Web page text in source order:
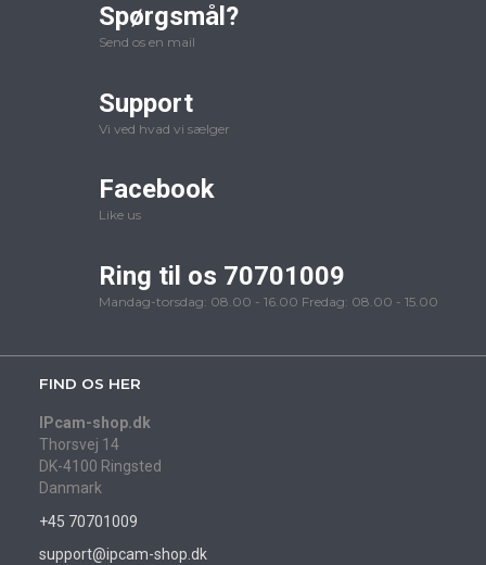
Spørgsmål?
Send os en mail
Support
Vi ved hvad vi sælger
Facebook
Like us
Ring til os 70701009
Mandag-torsdag: 08.00 - 16.00 Fredag: 08.00 - 15.00
FIND OS HER
IPcam-shop.dk
Thorsvej 14
DK-4100 Ringsted
Danmark
+45 70701009
support@ipcam-shop.dk